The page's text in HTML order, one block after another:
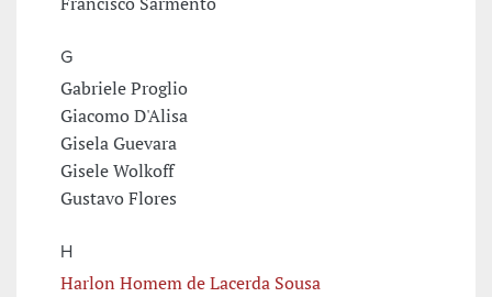
G
Gabriele Proglio
Giacomo D'Alisa
Gisela Guevara
Gisele Wolkoff
Gustavo Flores
H
Harlon Homem de Lacerda Sousa